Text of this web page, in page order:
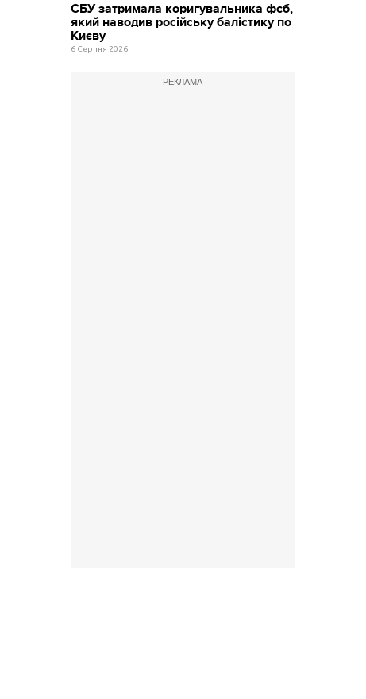
СБУ затримала коригувальника фсб,
який наводив російську балістику по
Києву
6 Серпня 2026
РЕКЛАМА